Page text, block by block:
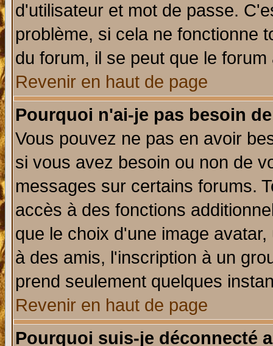
d'utilisateur et mot de passe.
problème, si cela ne fonctionne
du forum, il se peut que le
Revenir en haut de page
Pourquoi n'ai-je pas besoin
Vous pouvez ne pas en avoir
si vous avez besoin ou non de
messages sur certains forums.
accès à des fonctions
que le choix d'une image
à des amis, l'inscription à un
prend seulement quelques
Revenir en haut de page
Pourquoi suis-je déconnecté